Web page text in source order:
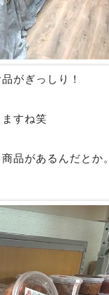
がぎっしり！
すね笑
品があるんだとか。